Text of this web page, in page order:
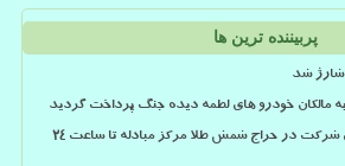
پربیننده ترین ها
مهلت واریز وجه الضمان برای شرکت در حراج شمش طلا مرکز مبادله تا ساعت ۲۴